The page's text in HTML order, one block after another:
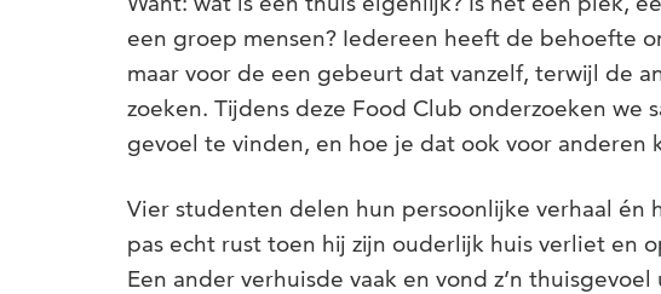
een groep mensen? Iedereen heeft de behoefte
maar voor de een gebeurt dat vanzelf, terwijl de
zoeken. Tijdens deze Food Club onderzoeken we
gevoel te vinden, en hoe je dat ook voor anderen
Vier studenten delen hun persoonlijke verhaal én
pas echt rust toen hij zijn ouderlijk huis verliet en
Een ander verhuisde vaak en vond z’n